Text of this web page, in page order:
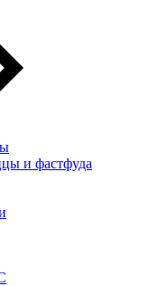
и фастфуда